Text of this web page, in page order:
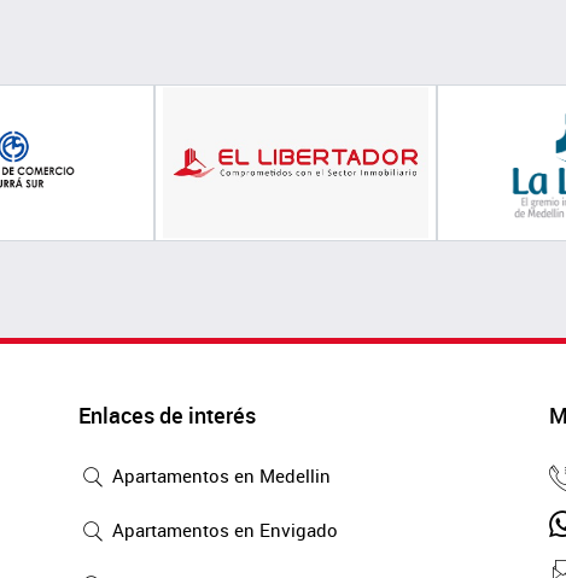
Enlaces de interés
Apartamentos en Medellin
Apartamentos en Envigado